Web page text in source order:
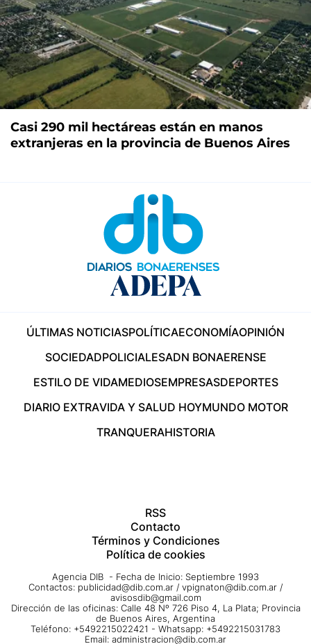
Casi 290 mil hectáreas están en manos
extranjeras en la provincia de Buenos Aires
ÚLTIMAS NOTICIASPOLÍTICAECONOMÍAOPINIÓN
SOCIEDADPOLICIALESADN BONAERENSE
ESTILO DE VIDAMEDIOSEMPRESASDEPORTES
DIARIO EXTRAVIDA Y SALUD HOYMUNDO MOTOR
TRANQUERAHISTORIA
RSS
Contacto
Términos y Condiciones
Política de cookies
Agencia DIB - Fecha de Inicio: Septiembre 1993
Contactos: publicidad@dib.com.ar / vpignaton@dib.com.ar /
avisosdib@gmail.com
Dirección de las oficinas: Calle 48 Nº 726 Piso 4, La Plata; Provincia
de Buenos Aires, Argentina
Teléfono: +5492215022421 - Whatsapp: +5492215031783
Email: administracion@dib.com.ar